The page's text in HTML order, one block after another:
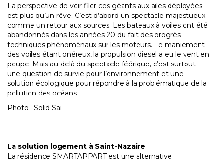
La perspective de voir filer ces géants aux ailes déployées
est plus qu’un rêve. C’est d’abord un spectacle majestueux
comme un retour aux sources. Les bateaux à voiles ont été
abandonnés dans les années 20 du fait des progrès
techniques phénoménaux sur les moteurs. Le maniement
des voiles étant onéreux, la propulsion diesel a eu le vent en
poupe. Mais au-delà du spectacle féérique, c’est surtout
une question de survie pour l’environnement et une
solution écologique pour répondre à la problématique de la
pollution des océans.
Photo : Solid Sail
La solution logement à Saint-Nazaire
La résidence SMARTAPPART est une alternative